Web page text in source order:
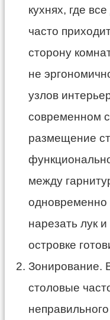
кухнях, где
часто
сторону
не
узлов
современном
размещение
между
одновременно
нарезать лук
островке
Зонирование.
столовые